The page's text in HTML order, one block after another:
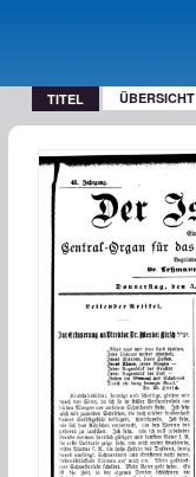
TITEL ÜBERSICHT